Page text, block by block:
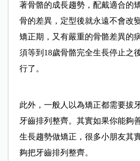
著骨骼的成長趨勢，配戴適合的
骨的差異，定型後就永遠不會改
矯正期，又有嚴重的骨骼差異的
須等到18歲骨骼完全生長停止之
行了。
此外，一般人以為矯正都需要拔
牙齒排列整齊。其實如果你能夠
生長趨勢做矯正，很多小朋友其
夠把牙齒排列整齊。